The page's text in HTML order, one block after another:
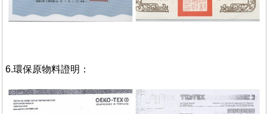
6.環保原物料證明：